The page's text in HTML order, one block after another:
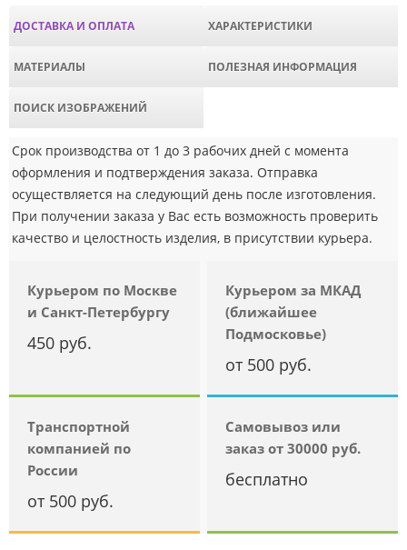
ДОСТАВКА И ОПЛАТА ХАРАКТЕРИСТИКИ
МАТЕРИАЛЫ ПОЛЕЗНАЯ ИНФОРМАЦИЯ
ПОИСК ИЗОБРАЖЕНИЙ
Срок производства от 1 до 3 рабочих дней с момента
оформления и подтверждения заказа. Отправка
осуществляется на следующий день после изготовления.
При получении заказа у Вас есть возможность проверить
качество и целостность изделия, в присутствии курьера.
Курьером по Москве
и Санкт-Петербургу
450 руб.
Курьером за МКАД
(ближайшее
Подмосковье)
от 500 руб.
Транспортной
компанией по
России
от 500 руб.
Самовывоз или
заказ от 30000 руб.
бесплатно